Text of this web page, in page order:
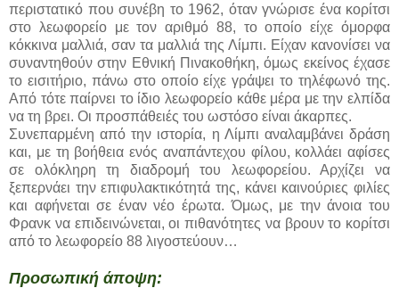
περιστατικό που συνέβη το 1962, όταν γνώρισε ένα κορίτσι
στο λεωφορείο με τον αριθμό 88, το οποίο είχε όμορφα
κόκκινα μαλλιά, σαν τα μαλλιά της Λίμπι. Είχαν κανονίσει να
συναντηθούν στην Εθνική Πινακοθήκη, όμως εκείνος έχασε
το εισιτήριο, πάνω στο οποίο είχε γράψει το τηλέφωνό της.
Από τότε παίρνει το ίδιο λεωφορείο κάθε μέρα με την ελπίδα
να τη βρει. Οι προσπάθειές του ωστόσο είναι άκαρπες.
Συνεπαρμένη από την ιστορία, η Λίμπι αναλαμβάνει δράση
και, με τη βοήθεια ενός αναπάντεχου φίλου, κολλάει αφίσες
σε ολόκληρη τη διαδρομή του λεωφορείου. Αρχίζει να
ξεπερνάει την επιφυλακτικότητά της, κάνει καινούριες φιλίες
και αφήνεται σε έναν νέο έρωτα. Όμως, με την άνοια του
Φρανκ να επιδεινώνεται, οι πιθανότητες να βρουν το κορίτσι
από το λεωφορείο 88 λιγοστεύουν…
Προσωπική άποψη: